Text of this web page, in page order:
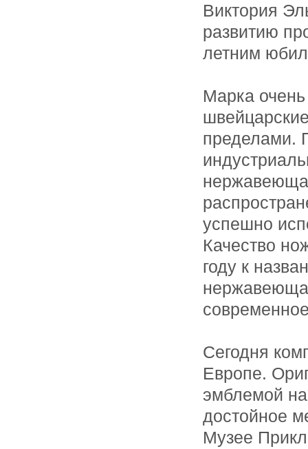
Виктория
развитию
летним
Марка
пределами.
успешно
Качество
году к
Сегодня
Европе.
эмблемой на
достойное
Музее